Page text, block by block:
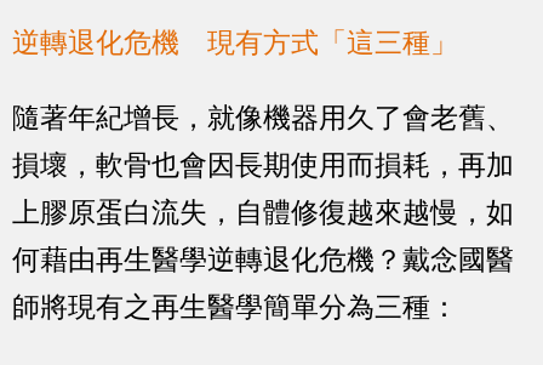
逆轉退化危機 現有方式「這三種」
隨著年紀增長，就像機器用久了會老舊、
損壞，軟骨也會因長期使用而損耗，再加
上膠原蛋白流失，自體修復越來越慢，如
何藉由再生醫學逆轉退化危機？戴念國醫
師將現有之再生醫學簡單分為三種：